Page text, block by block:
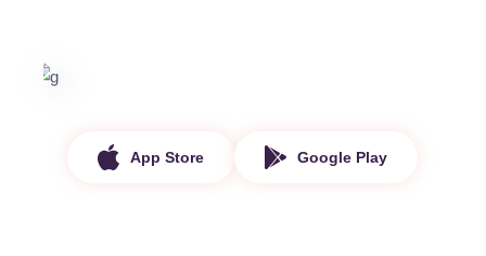
App Store Google Play